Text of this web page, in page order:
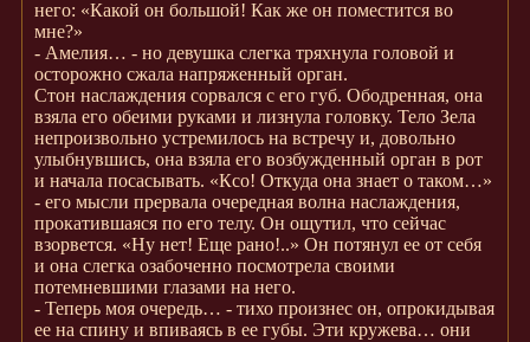
него: «Какой он большой! Как же он поместится во
мне?»
- Амелия… - но девушка слегка тряхнула головой и
осторожно сжала напряженный орган.
Стон наслаждения сорвался с его губ. Ободренная, она
взяла его обеими руками и лизнула головку. Тело Зела
непроизвольно устремилось на встречу и, довольно
улыбнувшись, она взяла его возбужденный орган в рот
и начала посасывать. «Ксо! Откуда она знает о таком…»
- его мысли прервала очередная волна наслаждения,
прокатившаяся по его телу. Он ощутил, что сейчас
взорвется. «Ну нет! Еще рано!..» Он потянул ее от себя
и она слегка озабоченно посмотрела своими
потемневшими глазами на него.
- Теперь моя очередь… - тихо произнес он, опрокидывая
ее на спину и впиваясь в ее губы. Эти кружева… они